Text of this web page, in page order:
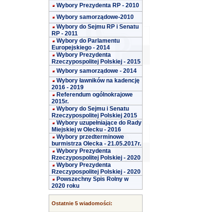
Wybory Prezydenta RP - 2010
Wybory samorządowe-2010
Wybory do Sejmu RP i Senatu
RP - 2011
Wybory do Parlamentu
Europejskiego - 2014
Wybory Prezydenta
Rzeczypospolitej Polskiej - 2015
Wybory samorządowe - 2014
Wybory ławników na kadencję
2016 - 2019
Referendum ogólnokrajowe
2015r.
Wybory do Sejmu i Senatu
Rzeczypospolitej Polskiej 2015
Wybory uzupełniające do Rady
Miejskiej w Olecku - 2016
Wybory przedterminowe
burmistrza Olecka - 21.05.2017r.
Wybory Prezydenta
Rzeczypospolitej Polskiej - 2020
Wybory Prezydenta
Rzeczypospolitej Polskiej - 2020
Powszechny Spis Rolny w
2020 roku
Ostatnie 5 wiadomości: